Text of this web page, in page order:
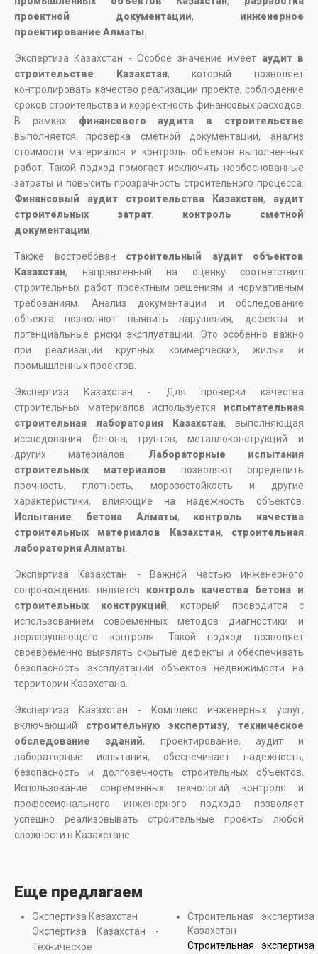
проектной документации, инженерное
проектирование Алматы
Экспертиза Казахстан - Особое значение имеет аудит в
строительстве Казахстан, который позволяет
контролировать качество реализации проекта, соблюдение
сроков строительства и корректность финансовых расходов.
В рамках финансового аудита в строительстве
выполняется проверка сметной документации, анализ
стоимости материалов и контроль объемов выполненных
работ. Такой подход помогает исключить необоснованные
затраты и повысить прозрачность строительного процесса.
Финансовый аудит строительства Казахстан, аудит
строительных затрат, контроль сметной
документации
Также востребован строительный аудит объектов
Казахстан, направленный на оценку соответствия
строительных работ проектным решениям и нормативным
требованиям. Анализ документации и обследование
объекта позволяют выявить нарушения, дефекты и
потенциальные риски эксплуатации. Это особенно важно
при реализации крупных коммерческих, жилых и
промышленных проектов.
Экспертиза Казахстан - Для проверки качества
строительных материалов используется испытательная
строительная лаборатория Казахстан, выполняющая
исследования бетона, грунтов, металлоконструкций и
других материалов. Лабораторные испытания
строительных материалов позволяют определить
прочность, плотность, морозостойкость и другие
характеристики, влияющие на надежность объектов.
Испытание бетона Алматы, контроль качества
строительных материалов Казахстан, строительная
лаборатория Алматы
Экспертиза Казахстан - Важной частью инженерного
сопровождения является контроль качества бетона и
строительных конструкций, который проводится с
использованием современных методов диагностики и
неразрушающего контроля. Такой подход позволяет
своевременно выявлять скрытые дефекты и обеспечивать
безопасность эксплуатации объектов недвижимости на
территории Казахстана.
Экспертиза Казахстан - Комплекс инженерных услуг,
включающий строительную экспертизу,техническое
обследование зданий, проектирование, аудит и
лабораторные испытания, обеспечивает надежность,
безопасность и долговечность строительных объектов.
Использование современных технологий контроля и
профессионального инженерного подхода позволяет
успешно реализовывать строительные проекты любой
сложности в Казахстане.
Еще предлагаем
Экспертиза Казахстан
Экспертиза Казахстан -
Техническое
Строительная экспертиза
Казахстан
Строительная экспертиза